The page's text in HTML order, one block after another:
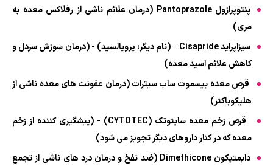
پنتوپرازول Pantoprazole (درمان علائم ناشی از رفلاکس معده به
مری)
سیزاپراید Cisapride – (نام دیگر: پروپالسید) - (درمان سوزش سردل و
کاهش علائم اسید معده)
قرص معده بیسموت ساب سیترات (درمان عفونت های معده ناشی از
هلیکوباکتر)
قرص زخم معده سایتوتک (CYTOTEC) - (پیشگیری کننده از زخم
معده که در کنار داروهای دیگر تجویز می شود)
دایمتیکون Dimethicone (ضد نفخ و درمان درد های ناشی از تجمع